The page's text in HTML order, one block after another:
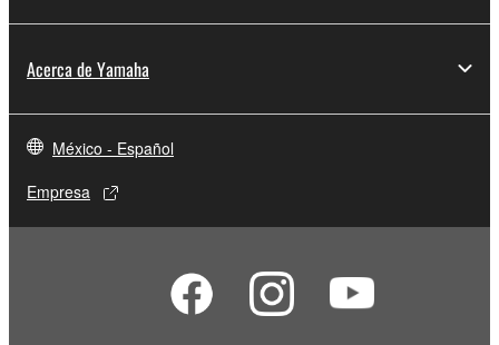
Acerca de Yamaha
México - Español
Empresa